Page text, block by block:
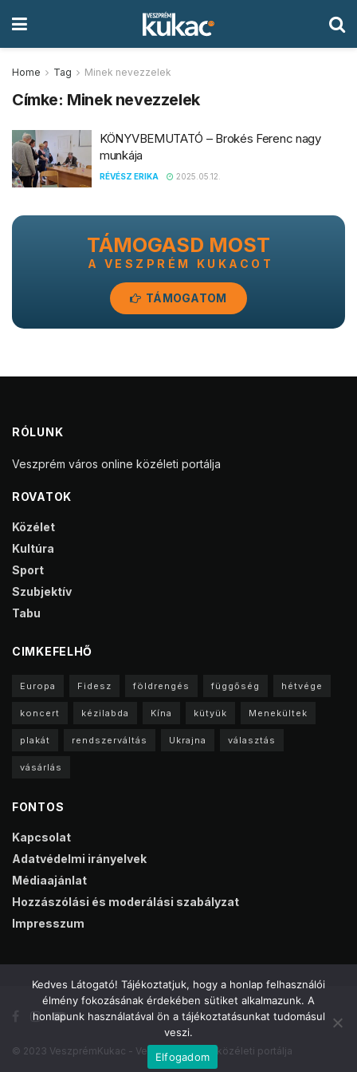
Home Tag Minek nevezzelek
Címke: Minek nevezzelek
KÖNYVBEMUTATÓ – Brokés Ferenc nagy
munkája
RÉVÉSZ ERIKA 2025.05.12.
TÁMOGASD MOST
A VESZPRÉM KUKACOT
TÁMOGATOM
RÓLUNK
Veszprém város online közéleti portálja
ROVATOK
Közélet
Kultúra
Sport
Szubjektív
Tabu
CIMKEFELHŐ
Europa Fidesz földrengés függőség hétvége
koncert kézilabda Kína kütyük Menekültek
plakát rendszerváltás Ukrajna választás
vásárlás
FONTOS
Kapcsolat
Adatvédelmi irányelvek
Médiaajánlat
Hozzászólási és moderálási szabályzat
Impresszum
© 2023 VeszprémKukac - Veszprém online közéleti portálja
Kedves Látogató! Tájékoztatjuk, hogy a honlap felhasználói
élmény fokozásának érdekében sütiket alkalmazunk. A
honlapunk használatával ön a tájékoztatásunkat tudomásul
veszi.
Elfogadom